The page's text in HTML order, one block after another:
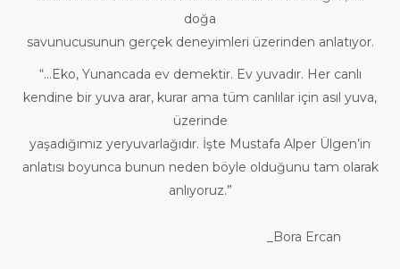
doğa
savunucusunun gerçek deneyimleri üzerinden anlatıyor.
“...Eko, Yunancada ev demektir. Ev yuvadır. Her canlı
kendine bir yuva arar, kurar ama tüm canlılar için asıl yuva,
üzerinde
yaşadığımız yeryuvarlağıdır. İşte Mustafa Alper Ülgen’in
anlatısı boyunca bunun neden böyle olduğunu tam olarak
anlıyoruz.”
_Bora Ercan